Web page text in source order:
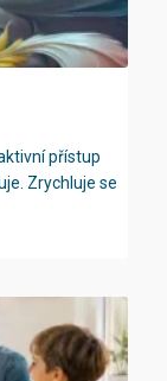
přístup
Zrychluje se